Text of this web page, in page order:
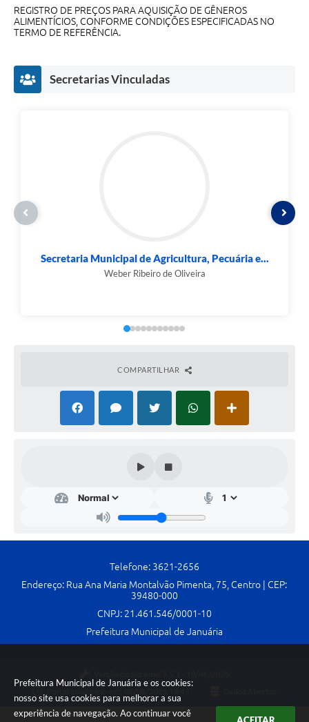
Prefeitura Municipal de Januária e os cookies:
nosso site usa cookies para melhorar a sua
experiência de navegação. Ao continuar você
Serviços Online
SIC
REGISTRO DE PREÇOS PARA AQUISIÇÃO DE GÊNEROS
ALIMENTÍCIOS, CONFORME CONDIÇÕES ESPECIFICADAS NO
TERMO DE REFERÊNCIA.
Secretarias Vinculadas
Secretaria Municipal de Agricultura, Pecuária e...
Weber Ribeiro de Oliveira
COMPARTILHAR
Telefone: 3621-2656
Endereço: Rua Ana Maria Montalvão Pimenta, 75, Centro | CEP:
39480-000
CNPJ: 21.461.546/0001-10
Prefeitura Municipal de Januária